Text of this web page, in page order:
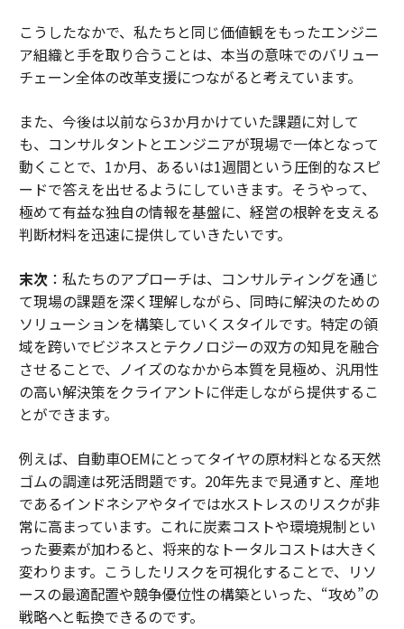
こうしたなかで、私たちと同じ価値観をもったエンジニ
ア組織と手を取り合うことは、本当の意味でのバリュー
チェーン全体の改革支援につながると考えています。
また、今後は以前なら3か月かけていた課題に対して
も、コンサルタントとエンジニアが現場で一体となって
動くことで、1か月、あるいは1週間という圧倒的なスピ
ードで答えを出せるようにしていきます。そうやって、
極めて有益な独自の情報を基盤に、経営の根幹を支える
判断材料を迅速に提供していきたいです。
末次：私たちのアプローチは、コンサルティングを通じ
て現場の課題を深く理解しながら、同時に解決のための
ソリューションを構築していくスタイルです。特定の領
域を跨いでビジネスとテクノロジーの双方の知見を融合
させることで、ノイズのなかから本質を見極め、汎用性
の高い解決策をクライアントに伴走しながら提供するこ
とができます。
例えば、自動車OEMにとってタイヤの原材料となる天然
ゴムの調達は死活問題です。20年先まで見通すと、産地
であるインドネシアやタイでは水ストレスのリスクが非
常に高まっています。これに炭素コストや環境規制とい
った要素が加わると、将来的なトータルコストは大きく
変わります。こうしたリスクを可視化することで、リソ
ースの最適配置や競争優位性の構築といった、“攻め”の
戦略へと転換できるのです。